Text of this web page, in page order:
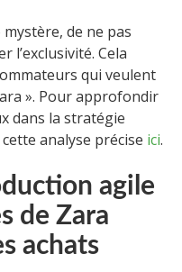
de ne pas
l’exclusivité. Cela
qui veulent
». Pour approfondir
dans la stratégie
analyse précise ici.
agile
de Zara
achats